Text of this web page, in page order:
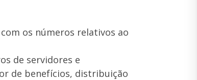
os números relativos ao
de servidores e
de benefícios, distribuição